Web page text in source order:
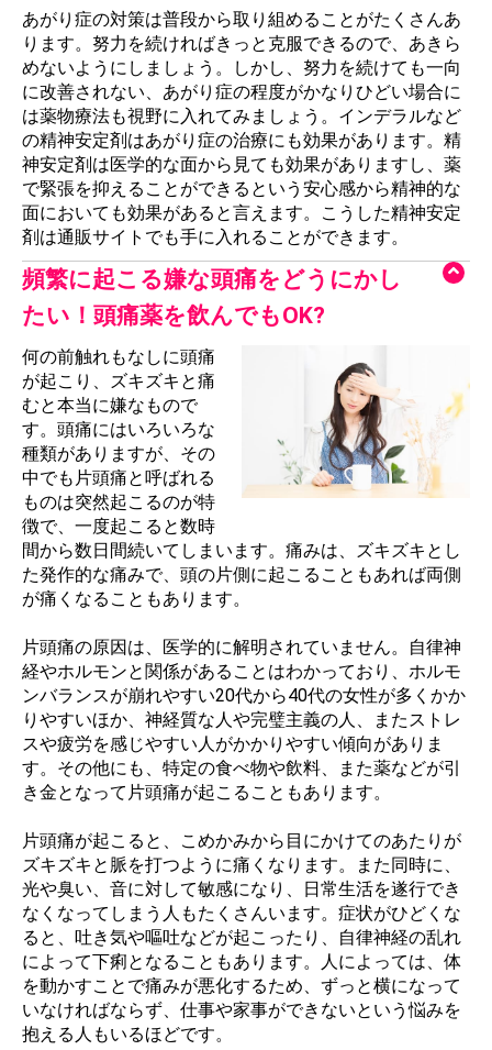
あがり症の対策は普段から取り組めることがたくさんあ
ります。努力を続ければきっと克服できるので、あきら
めないようにしましょう。しかし、努力を続けても一向
に改善されない、あがり症の程度がかなりひどい場合に
は薬物療法も視野に入れてみましょう。インデラルなど
の精神安定剤はあがり症の治療にも効果があります。精
神安定剤は医学的な面から見ても効果がありますし、薬
で緊張を抑えることができるという安心感から精神的な
面においても効果があると言えます。こうした精神安定
剤は通販サイトでも手に入れることができます。
頻繁に起こる嫌な頭痛をどうにかし
たい！頭痛薬を飲んでもOK?
何の前触れもなしに頭痛
が起こり、ズキズキと痛
むと本当に嫌なもので
す。頭痛にはいろいろな
種類がありますが、その
中でも片頭痛と呼ばれる
ものは突然起こるのが特
徴で、一度起こると数時
間から数日間続いてしまいます。痛みは、ズキズキとし
た発作的な痛みで、頭の片側に起こることもあれば両側
が痛くなることもあります。
片頭痛の原因は、医学的に解明されていません。自律神
経やホルモンと関係があることはわかっており、ホルモ
ンバランスが崩れやすい20代から40代の女性が多くかか
りやすいほか、神経質な人や完璧主義の人、またストレ
スや疲労を感じやすい人がかかりやすい傾向がありま
す。その他にも、特定の食べ物や飲料、また薬などが引
き金となって片頭痛が起こることもあります。
片頭痛が起こると、こめかみから目にかけてのあたりが
ズキズキと脈を打つように痛くなります。また同時に、
光や臭い、音に対して敏感になり、日常生活を遂行でき
なくなってしまう人もたくさんいます。症状がひどくな
ると、吐き気や嘔吐などが起こったり、自律神経の乱れ
によって下痢となることもあります。人によっては、体
を動かすことで痛みが悪化するため、ずっと横になって
いなければならず、仕事や家事ができないという悩みを
抱える人もいるほどです。